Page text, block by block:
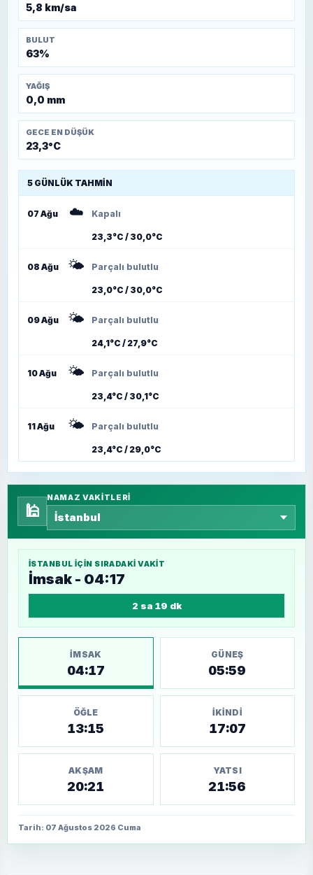
5,8 km/sa
BULUT
63%
YAĞIŞ
0,0 mm
GECE EN DÜŞÜK
23,3°C
5 GÜNLÜK TAHMIN
07 Ağu ☁️ Kapalı
23,3°C / 30,0°C
08 Ağu 🌤️ Parçalı bulutlu
23,0°C / 30,0°C
09 Ağu 🌤️ Parçalı bulutlu
24,1°C / 27,9°C
10 Ağu 🌤️ Parçalı bulutlu
23,4°C / 30,1°C
11 Ağu 🌤️ Parçalı bulutlu
23,4°C / 29,0°C
🕌
NAMAZ VAKITLERI
İSTANBUL IÇIN SIRADAKI VAKIT
İmsak - 04:17
2 sa 19 dk
İMSAK
04:17
GÜNEŞ
05:59
ÖĞLE
13:15
İKINDI
17:07
AKŞAM
20:21
YATSI
21:56
Tarih: 07 Ağustos 2026 Cuma